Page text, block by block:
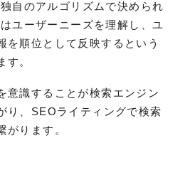
自のアルゴリズムで決められ
ユーザーニーズを理解し、ユ
を順位として反映するという
す。
意識することが検索エンジン
り、SEOライティングで検索
がります。